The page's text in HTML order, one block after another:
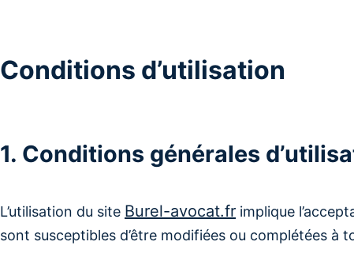
Conditions d’utilisation
1. Conditions générales
L’utilisation du site Burel-avocat.fr implique
sont susceptibles d’être modifiées ou complétées à